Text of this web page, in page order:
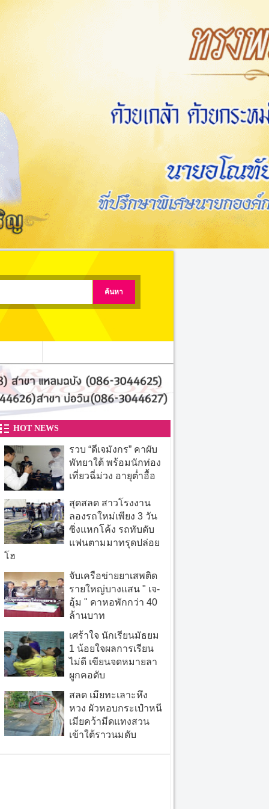
HOT NEWS
รวบ “ดีเจมังกร” คาผับ
พัทยาใต้ พร้อมนักท่อง
เที่ยวฉี่ม่วง อายุต่ำอื้อ
สุดสลด สาวโรงงาน
ลองรถใหม่เพียง 3 วัน
ซิ่งแหกโค้ง รถทับดับ
แฟนตามมาทรุดปล่อย
โฮ
จับเครือข่ายยาเสพติด
รายใหญ่บางแสน " เจ-
อุ้ม " คาหอพักกว่า 40
ล้านบาท
เศร้าใจ นักเรียนมัธยม
1 น้อยใจผลการเรียน
ไม่ดี เขียนจดหมายลา
ผูกคอดับ
สลด เมียทะเลาะหึง
หวง ผัวหอบกระเป๋าหนี
เมียคว้ามีดแทงสวน
เข้าใต้ราวนมดับ